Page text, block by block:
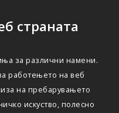
страната
за различни намени.
работењето на веб
на пребарувањето
искуство, полесно